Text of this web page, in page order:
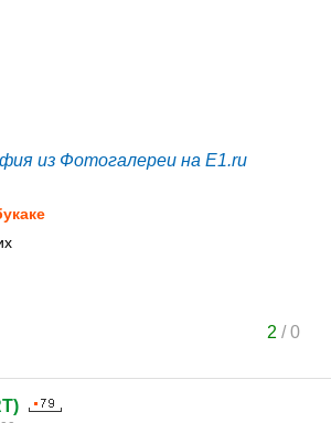
из Фотогалереи на E1.ru
2 /0